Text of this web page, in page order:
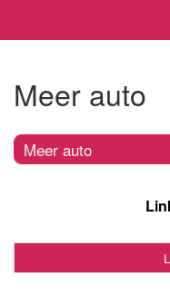
Meer auto
Meer auto